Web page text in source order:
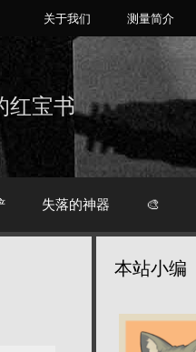
关于我们 测量简介
红宝书
失落的神器 🎨
本站小编